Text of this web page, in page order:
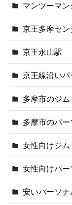
マンツーマン
京王多摩セン
京王永山駅
京王線沿い
多摩市のジム
多摩市のパー
女性向けジム
女性向けパー
安いパーソナ